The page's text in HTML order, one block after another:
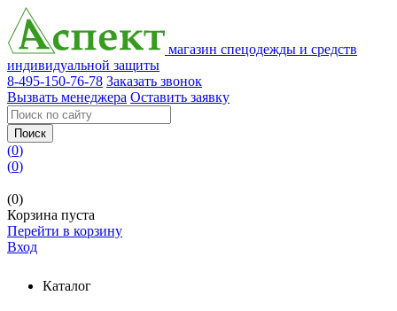
магазин спецодежды и средств
индивидуальной защиты
8-495-150-76-78 Заказать звонок
Вызвать менеджера Оставить заявку
Поиск
(0)
(0)
(0)
Корзина пуста
Перейти в корзину
Вход
Каталог